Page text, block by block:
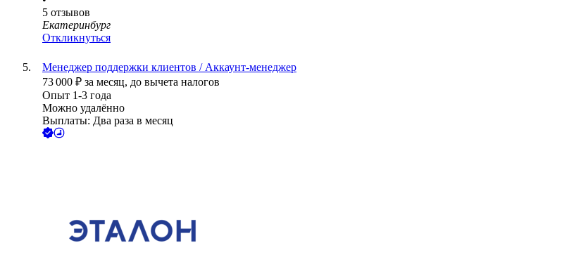
5 отзывов
Екатеринбург
Откликнуться
Менеджер поддержки клиентов / Аккаунт-менеджер
73 000 ₽ за месяц, до вычета налогов
Опыт 1-3 года
Можно удалённо
Выплаты: Два раза в месяц